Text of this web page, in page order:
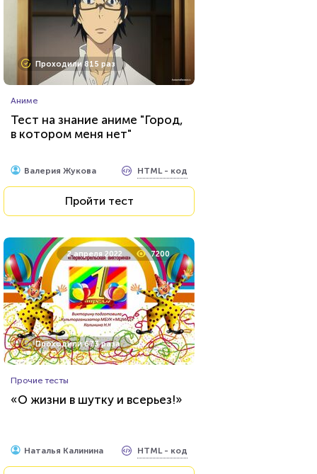
Проходили 146 раз
Ребусы №4
Пройти тест
29 декабря 2021 12317
Проходили 524 раза
Тест: Муниципальное право
Пройти тест
Проходили 815 раз
Аниме
Тест на знание аниме "Город,
в котором меня нет"
Валерия Жукова HTML - код
Пройти тест
2 апреля 2022 7200
Проходили 673 раза
Прочие тесты
«О жизни в шутку и всерьез!»
Наталья Калинина HTML - код